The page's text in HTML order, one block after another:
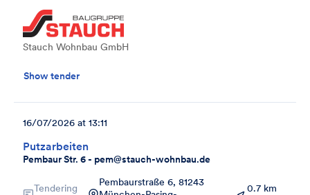
Stauch Wohnbau GmbH
Show tender
Putzarbeiten
Pembaur Str. 6 - pem@stauch-wohnbau.de
16/07/2026 at 13:11
Tendering
Pembaurstraße 6, 81243
0.7 km